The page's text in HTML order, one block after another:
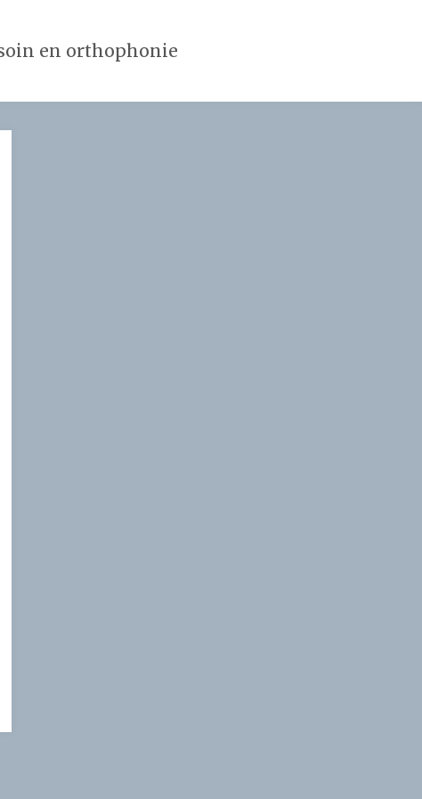
en orthophonie